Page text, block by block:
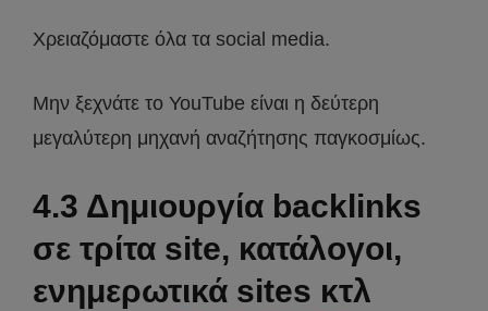
Χρειαζόμαστε όλα τα social media.
Μην ξεχνάτε το YouTube είναι η δεύτερη
μεγαλύτερη μηχανή αναζήτησης παγκοσμίως.
4.3 Δημιουργία backlinks
σε τρίτα site, κατάλογοι,
ενημερωτικά sites κτλ